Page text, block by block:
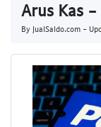
Arus Kas -
By JualSaldo.com -